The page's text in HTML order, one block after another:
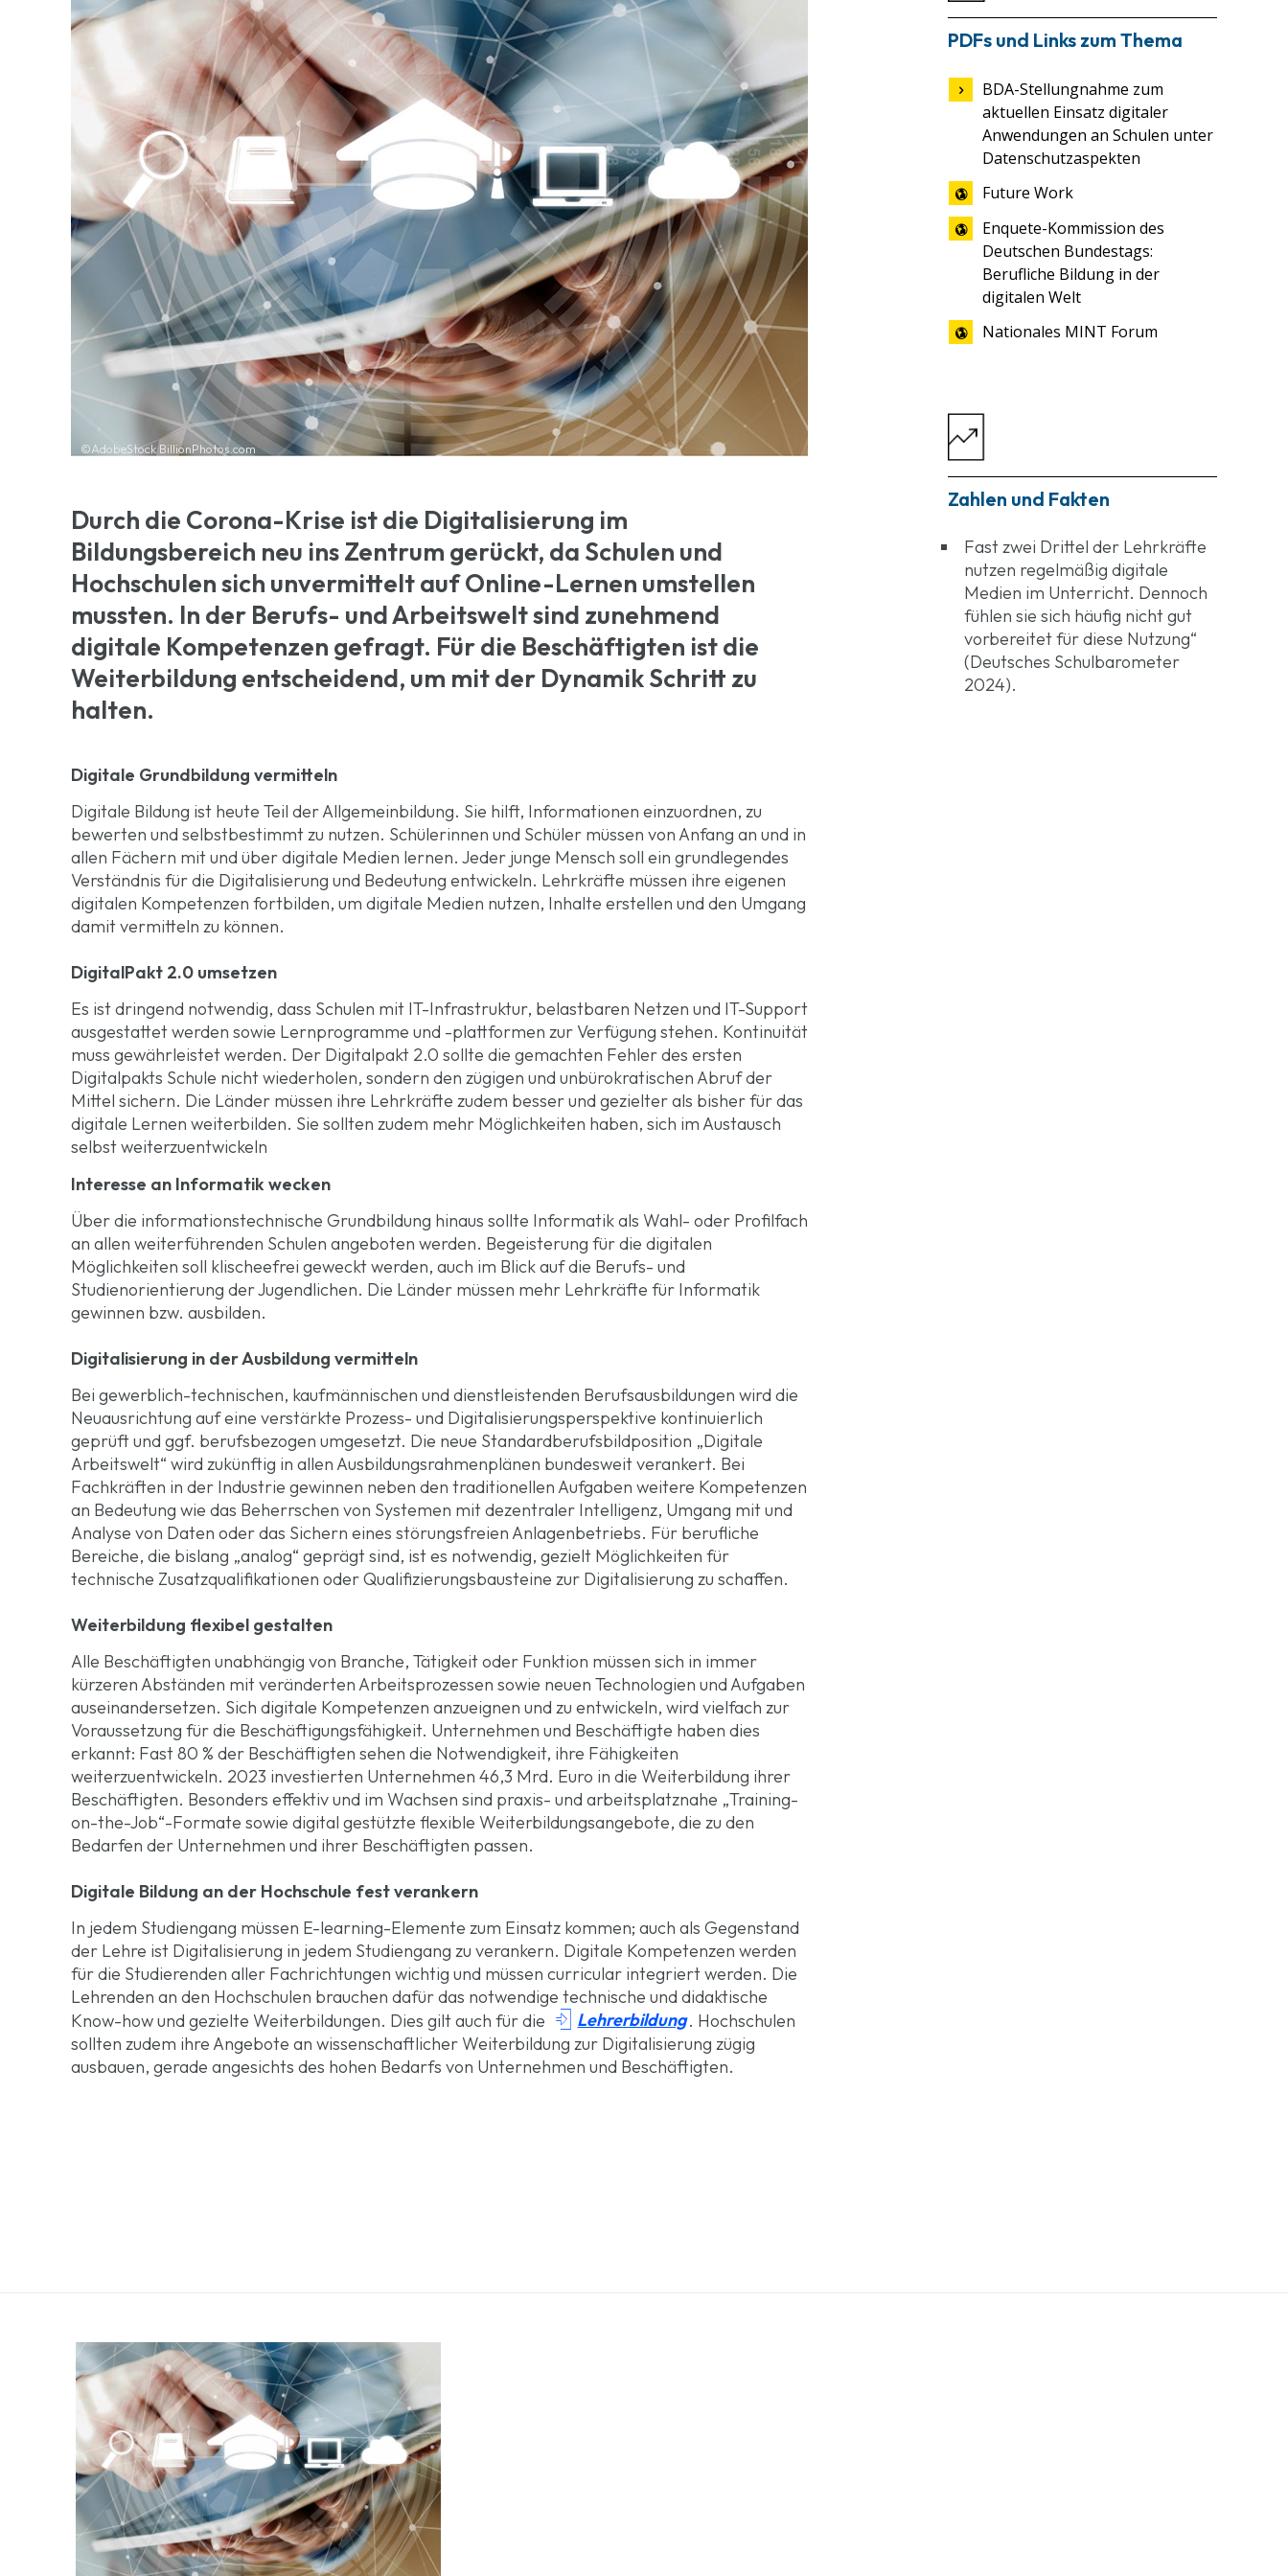
©AdobeStock BillionPhotos.com
Durch die Corona-Krise ist die Digitalisierung im
Bildungsbereich neu ins Zentrum gerückt, da Schulen und
Hochschulen sich unvermittelt auf Online-Lernen umstellen
mussten. In der Berufs- und Arbeitswelt sind zunehmend
digitale Kompetenzen gefragt. Für die Beschäftigten ist die
Weiterbildung entscheidend, um mit der Dynamik Schritt zu
halten.
Digitale Grundbildung vermitteln
Digitale Bildung ist heute Teil der Allgemeinbildung. Sie hilft, Informationen einzuordnen, zu
bewerten und selbstbestimmt zu nutzen. Schülerinnen und Schüler müssen von Anfang an und in
allen Fächern mit und über digitale Medien lernen. Jeder junge Mensch soll ein grundlegendes
Verständnis für die Digitalisierung und Bedeutung entwickeln. Lehrkräfte müssen ihre eigenen
digitalen Kompetenzen fortbilden, um digitale Medien nutzen, Inhalte erstellen und den Umgang
damit vermitteln zu können.
DigitalPakt 2.0 umsetzen
Es ist dringend notwendig, dass Schulen mit IT-Infrastruktur, belastbaren Netzen und IT-Support
ausgestattet werden sowie Lernprogramme und -plattformen zur Verfügung stehen. Kontinuität
muss gewährleistet werden. Der Digitalpakt 2.0 sollte die gemachten Fehler des ersten
Digitalpakts Schule nicht wiederholen, sondern den zügigen und unbürokratischen Abruf der
Mittel sichern. Die Länder müssen ihre Lehrkräfte zudem besser und gezielter als bisher für das
digitale Lernen weiterbilden. Sie sollten zudem mehr Möglichkeiten haben, sich im Austausch
selbst weiterzuentwickeln
Interesse an Informatik wecken
Über die informationstechnische Grundbildung hinaus sollte Informatik als Wahl- oder Profilfach
an allen weiterführenden Schulen angeboten werden. Begeisterung für die digitalen
Möglichkeiten soll klischeefrei geweckt werden, auch im Blick auf die Berufs- und
Studienorientierung der Jugendlichen. Die Länder müssen mehr Lehrkräfte für Informatik
gewinnen bzw. ausbilden.
Digitalisierung in der Ausbildung vermitteln
Bei gewerblich-technischen, kaufmännischen und dienstleistenden Berufsausbildungen wird die
Neuausrichtung auf eine verstärkte Prozess- und Digitalisierungsperspektive kontinuierlich
geprüft und ggf. berufsbezogen umgesetzt. Die neue Standardberufsbildposition „Digitale
Arbeitswelt“ wird zukünftig in allen Ausbildungsrahmenplänen bundesweit verankert. Bei
Fachkräften in der Industrie gewinnen neben den traditionellen Aufgaben weitere Kompetenzen
an Bedeutung wie das Beherrschen von Systemen mit dezentraler Intelligenz, Umgang mit und
Analyse von Daten oder das Sichern eines störungsfreien Anlagenbetriebs. Für berufliche
Bereiche, die bislang „analog“ geprägt sind, ist es notwendig, gezielt Möglichkeiten für
technische Zusatzqualifikationen oder Qualifizierungsbausteine zur Digitalisierung zu schaffen.
Weiterbildung flexibel gestalten
Alle Beschäftigten unabhängig von Branche, Tätigkeit oder Funktion müssen sich in immer
kürzeren Abständen mit veränderten Arbeitsprozessen sowie neuen Technologien und Aufgaben
auseinandersetzen. Sich digitale Kompetenzen anzueignen und zu entwickeln, wird vielfach zur
Voraussetzung für die Beschäftigungsfähigkeit. Unternehmen und Beschäftigte haben dies
erkannt: Fast 80 % der Beschäftigten sehen die Notwendigkeit, ihre Fähigkeiten
weiterzuentwickeln. 2023 investierten Unternehmen 46,3 Mrd. Euro in die Weiterbildung ihrer
Beschäftigten. Besonders effektiv und im Wachsen sind praxis- und arbeitsplatznahe „Training-
on-the-Job“-Formate sowie digital gestützte flexible Weiterbildungsangebote, die zu den
Bedarfen der Unternehmen und ihrer Beschäftigten passen.
Digitale Bildung an der Hochschule fest verankern
In jedem Studiengang müssen E-learning-Elemente zum Einsatz kommen; auch als Gegenstand
der Lehre ist Digitalisierung in jedem Studiengang zu verankern. Digitale Kompetenzen werden
für die Studierenden aller Fachrichtungen wichtig und müssen curricular integriert werden. Die
Lehrenden an den Hochschulen brauchen dafür das notwendige technische und didaktische
Know-how und gezielte Weiterbildungen. Dies gilt auch für die  Lehrerbildung. Hochschulen
sollten zudem ihre Angebote an wissenschaftlicher Weiterbildung zur Digitalisierung zügig
ausbauen, gerade angesichts des hohen Bedarfs von Unternehmen und Beschäftigten.
PDFs und Links zum Thema
BDA-Stellungnahme zum
aktuellen Einsatz digitaler
Anwendungen an Schulen unter
Datenschutzaspekten
Future Work
Enquete-Kommission des
Deutschen Bundestags:
Berufliche Bildung in der
digitalen Welt
Nationales MINT Forum
Zahlen und Fakten
Fast zwei Drittel der Lehrkräfte
nutzen regelmäßig digitale
Medien im Unterricht. Dennoch
fühlen sie sich häufig nicht gut
vorbereitet für diese Nutzung“
(Deutsches Schulbarometer
2024).